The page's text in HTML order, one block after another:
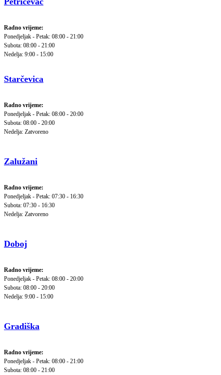
Radno vrijeme:
Ponedjeljak - Petak: 08:00 - 21:00
Subota: 08:00 - 21:00
Nedelja: 9:00 - 15:00
Starčevica
Radno vrijeme:
Ponedjeljak - Petak: 08:00 - 20:00
Subota: 08:00 - 20:00
Nedelja: Zatvoreno
Zalužani
Radno vrijeme:
Ponedjeljak - Petak: 07:30 - 16:30
Subota: 07:30 - 16:30
Nedelja: Zatvoreno
Doboj
Radno vrijeme:
Ponedjeljak - Petak: 08:00 - 20:00
Subota: 08:00 - 20:00
Nedelja: 9:00 - 15:00
Gradiška
Radno vrijeme:
Ponedjeljak - Petak: 08:00 - 21:00
Subota: 08:00 - 21:00